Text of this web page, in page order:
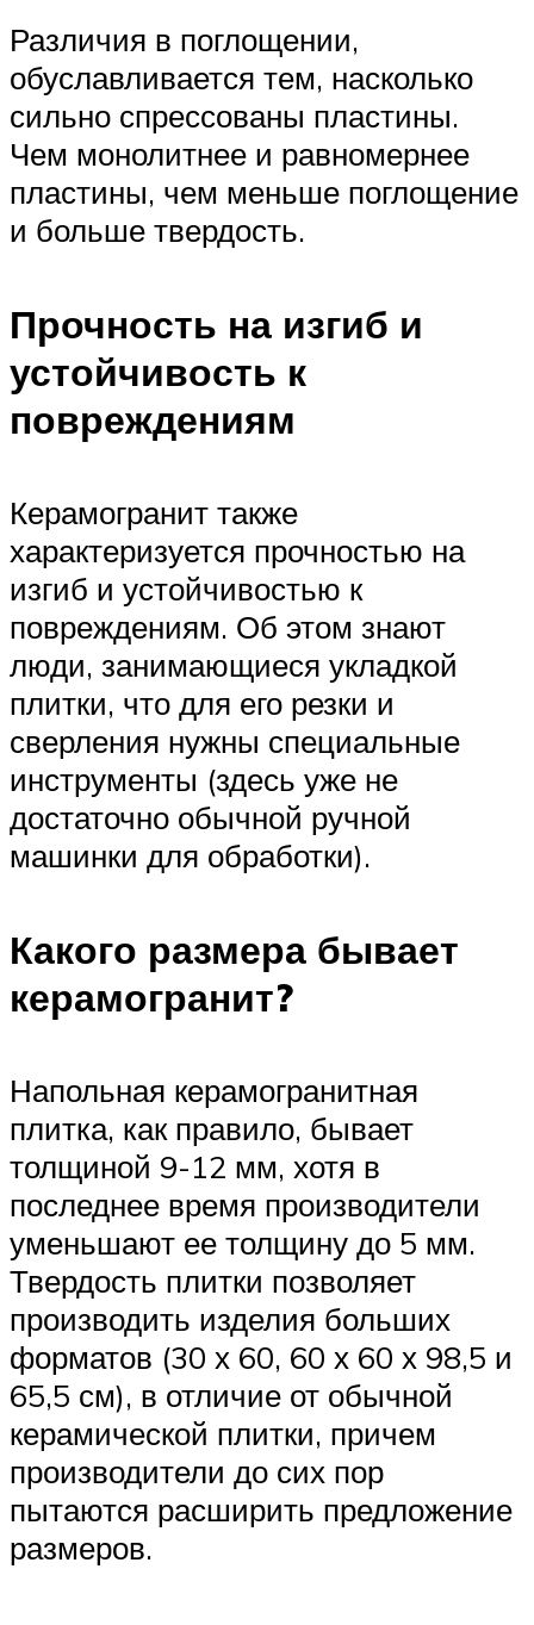
Различия в поглощении,
обуславливается тем, насколько
сильно спрессованы пластины.
Чем монолитнее и равномернее
пластины, чем меньше поглощение
и больше твердость.
Прочность на изгиб и
устойчивость к
повреждениям
Керамогранит также
характеризуется прочностью на
изгиб и устойчивостью к
повреждениям. Об этом знают
люди, занимающиеся укладкой
плитки, что для его резки и
сверления нужны специальные
инструменты (здесь уже не
достаточно обычной ручной
машинки для обработки).
Какого размера бывает
керамогранит?
Напольная керамогранитная
плитка, как правило, бывает
толщиной 9-12 мм, хотя в
последнее время производители
уменьшают ее толщину до 5 мм.
Твердость плитки позволяет
производить изделия больших
форматов (30 х 60, 60 х 60 х 98,5 и
65,5 см), в отличие от обычной
керамической плитки, причем
производители до сих пор
пытаются расширить предложение
размеров.